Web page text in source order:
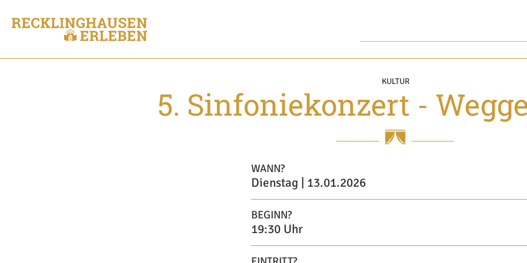
KULTUR
5. Sinfoniekonzert -
WANN?
Dienstag | 13.01.2026
BEGINN?
19:30 Uhr